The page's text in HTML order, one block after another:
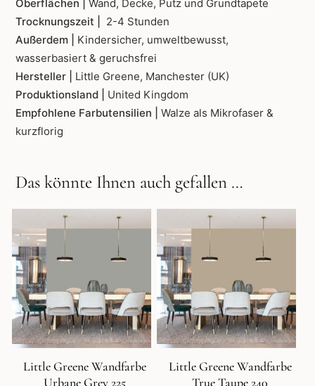
Oberflächen | Wand, Decke, Putz und Grundtapete
Trocknungszeit |
2-4 Stunden
Außerdem | Kindersicher, umweltbewusst,
wasserbasiert & geruchsfrei
Hersteller | Little Greene, Manchester (UK)
Produktionsland | United Kingdom
Empfohlene Farbutensilien | Walze als Mikrofaser &
kurzflorig
Das könnte Ihnen auch gefallen …
Little Greene Wandfarbe
Urbane Grey 225
Produkt
mehrere
auf.
Optionen
können
auf
der
Produktseite
Little Greene Wandfarbe
True Taupe 240
Produkt
mehrere
auf.
Optionen
können
auf
der